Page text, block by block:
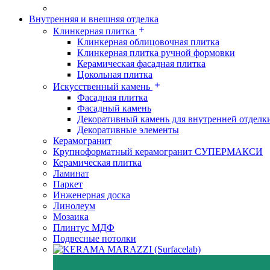
Внутренняя и внешняя отделка
Клинкерная плитка
Клинкерная облицовочная плитка
Клинкерная плитка ручной формовки
Керамическая фасадная плитка
Цокольная плитка
Искусственный камень
Фасадная плитка
Фасадный камень
Декоративный камень для внутренней
Декоративные элементы
Керамогранит
Крупноформатный керамогранит СУПЕРМАКСИ
Керамическая плитка
Ламинат
Паркет
Инженерная доска
Линолеум
Мозаика
Плинтус МДФ
Подвесные потолки